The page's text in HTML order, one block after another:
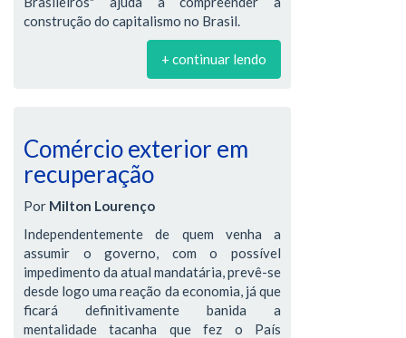
construção do capitalismo no Brasil.
+ continuar lendo
Comércio exterior em
recuperação
Por Milton Lourenço
Independentemente de quem venha a
assumir o governo, com o possível
impedimento da atual mandatária, prevê-se
desde logo uma reação da economia, já que
ficará definitivamente banida a
mentalidade tacanha que fez o País